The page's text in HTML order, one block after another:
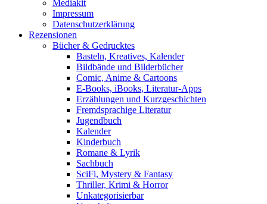
Mediakit
Impressum
Datenschutzerklärung
Rezensionen
Bücher & Gedrucktes
Basteln, Kreatives, Kalender
Bildbände und Bilderbücher
Comic, Anime & Cartoons
E-Books, iBooks, Literatur-Apps
Erzählungen und Kurzgeschichten
Fremdsprachige Literatur
Jugendbuch
Kalender
Kinderbuch
Romane & Lyrik
Sachbuch
SciFi, Mystery & Fantasy
Thriller, Krimi & Horror
Unkategorisierbar